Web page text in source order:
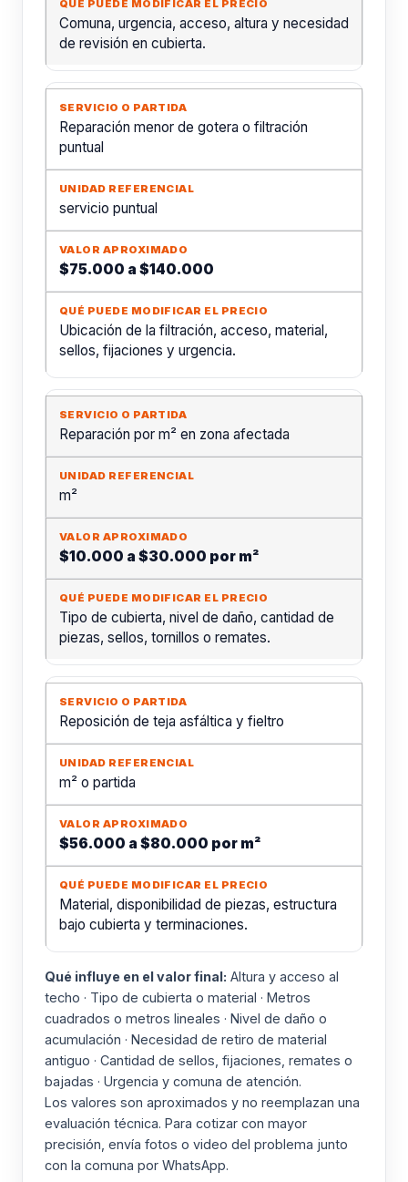
Comuna, urgencia, acceso, altura y necesidad
de revisión en cubierta.
Reparación menor de gotera o filtración
puntual
servicio puntual
$75.000 a $140.000
Ubicación de la filtración, acceso, material,
sellos, fijaciones y urgencia.
Reparación por m² en zona afectada
m²
$10.000 a $30.000 por m²
Tipo de cubierta, nivel de daño, cantidad de
piezas, sellos, tornillos o remates.
Reposición de teja asfáltica y fieltro
m² o partida
$56.000 a $80.000 por m²
Material, disponibilidad de piezas, estructura
bajo cubierta y terminaciones.
Qué influye en el valor final: Altura y acceso al
techo · Tipo de cubierta o material · Metros
cuadrados o metros lineales · Nivel de daño o
acumulación · Necesidad de retiro de material
antiguo · Cantidad de sellos, fijaciones, remates o
bajadas · Urgencia y comuna de atención.
Los valores son aproximados y no reemplazan una
evaluación técnica. Para cotizar con mayor
precisión, envía fotos o video del problema junto
con la comuna por WhatsApp.